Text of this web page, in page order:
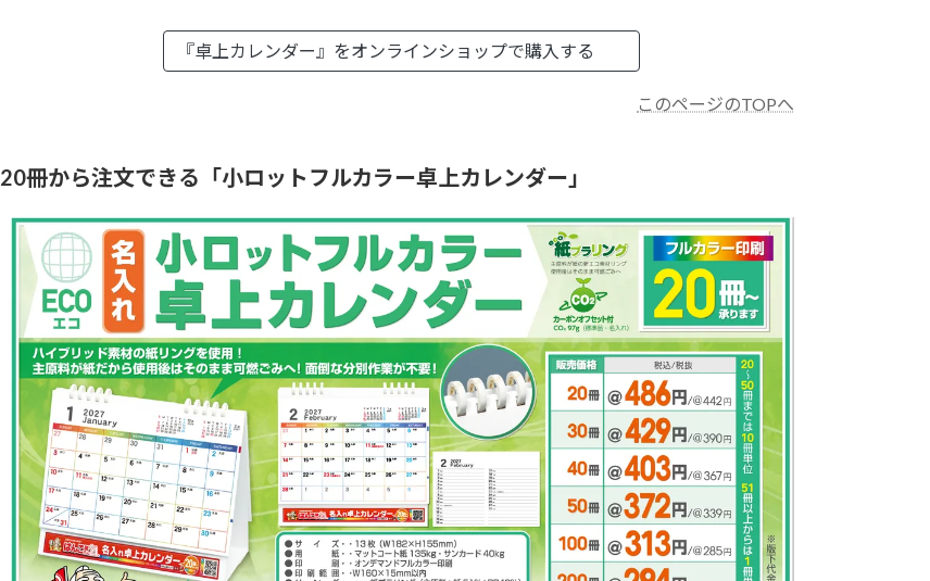
『卓上カレンダー』をオンラインショップで購入する
このページのTOPへ
20冊から注文できる「小ロットフルカラー卓上カレンダー」